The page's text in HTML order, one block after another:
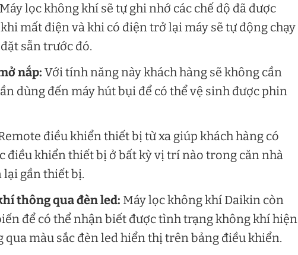
Máy lọc không khí sẽ tự ghi nhớ các chế độ đã được
mất điện và khi có điện trở lại máy sẽ tự động chạy
sẵn trước đó.
nắp: Với tính năng này khách hàng sẽ không cần
dùng đến máy hút bụi để có thể vệ sinh được phin
điều khiển thiết bị từ xa giúp khách hàng có
điều khiển thiết bị ở bất kỳ vị trí nào trong căn nhà
lại gần thiết bị.
thông qua đèn led: Máy lọc không khí Daikin còn
để có thể nhận biết được tình trạng không khí hiện
màu sắc đèn led hiển thị trên bảng điều khiển.